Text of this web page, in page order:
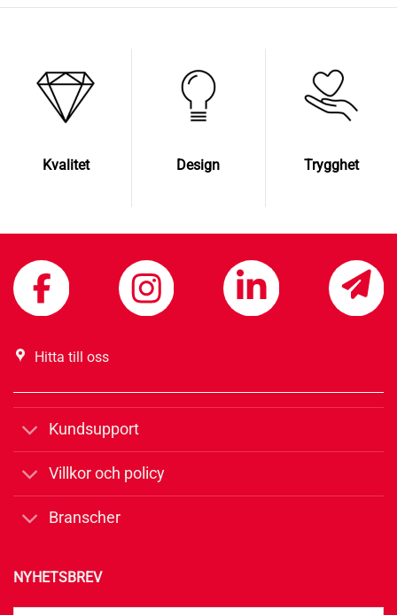
Kvalitet Design Trygghet
Hitta till oss
Kundsupport
Villkor och policy
Branscher
NYHETSBREV